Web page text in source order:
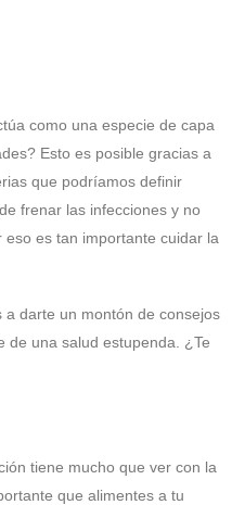
como una especie de capa
Esto es posible gracias a
que podríamos definir
frenar las infecciones y no
es tan importante cuidar la
a darte un montón de consejos
de una salud estupenda. ¿Te
tiene mucho que ver con la
que alimentes a tu